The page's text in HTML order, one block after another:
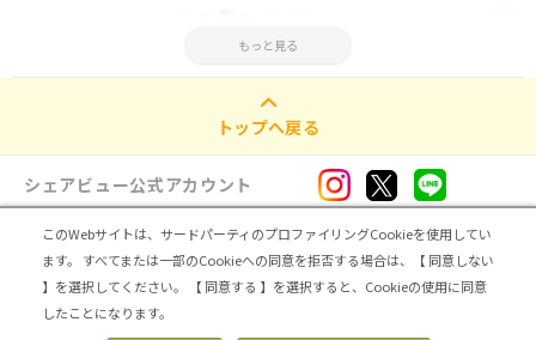
レビューする
もっと見る
トップへ戻る
シェアビュー公式アカウント
ログイン・新規登録
トップ | シェアビューとは レビュアー向け シェアビューインタビュー | カテゴリ一覧
運営会社 | 個人情報の取扱いについて
このWebサイトは、サードパーティのプロファイリングCookieを使用してい
ます。
すべてまたは一部のCookieへの同意を拒否する場合は、【 同意しない
】を選択してください。
【 同意する 】を選択すると、Cookieの使用に同意
したことになります。